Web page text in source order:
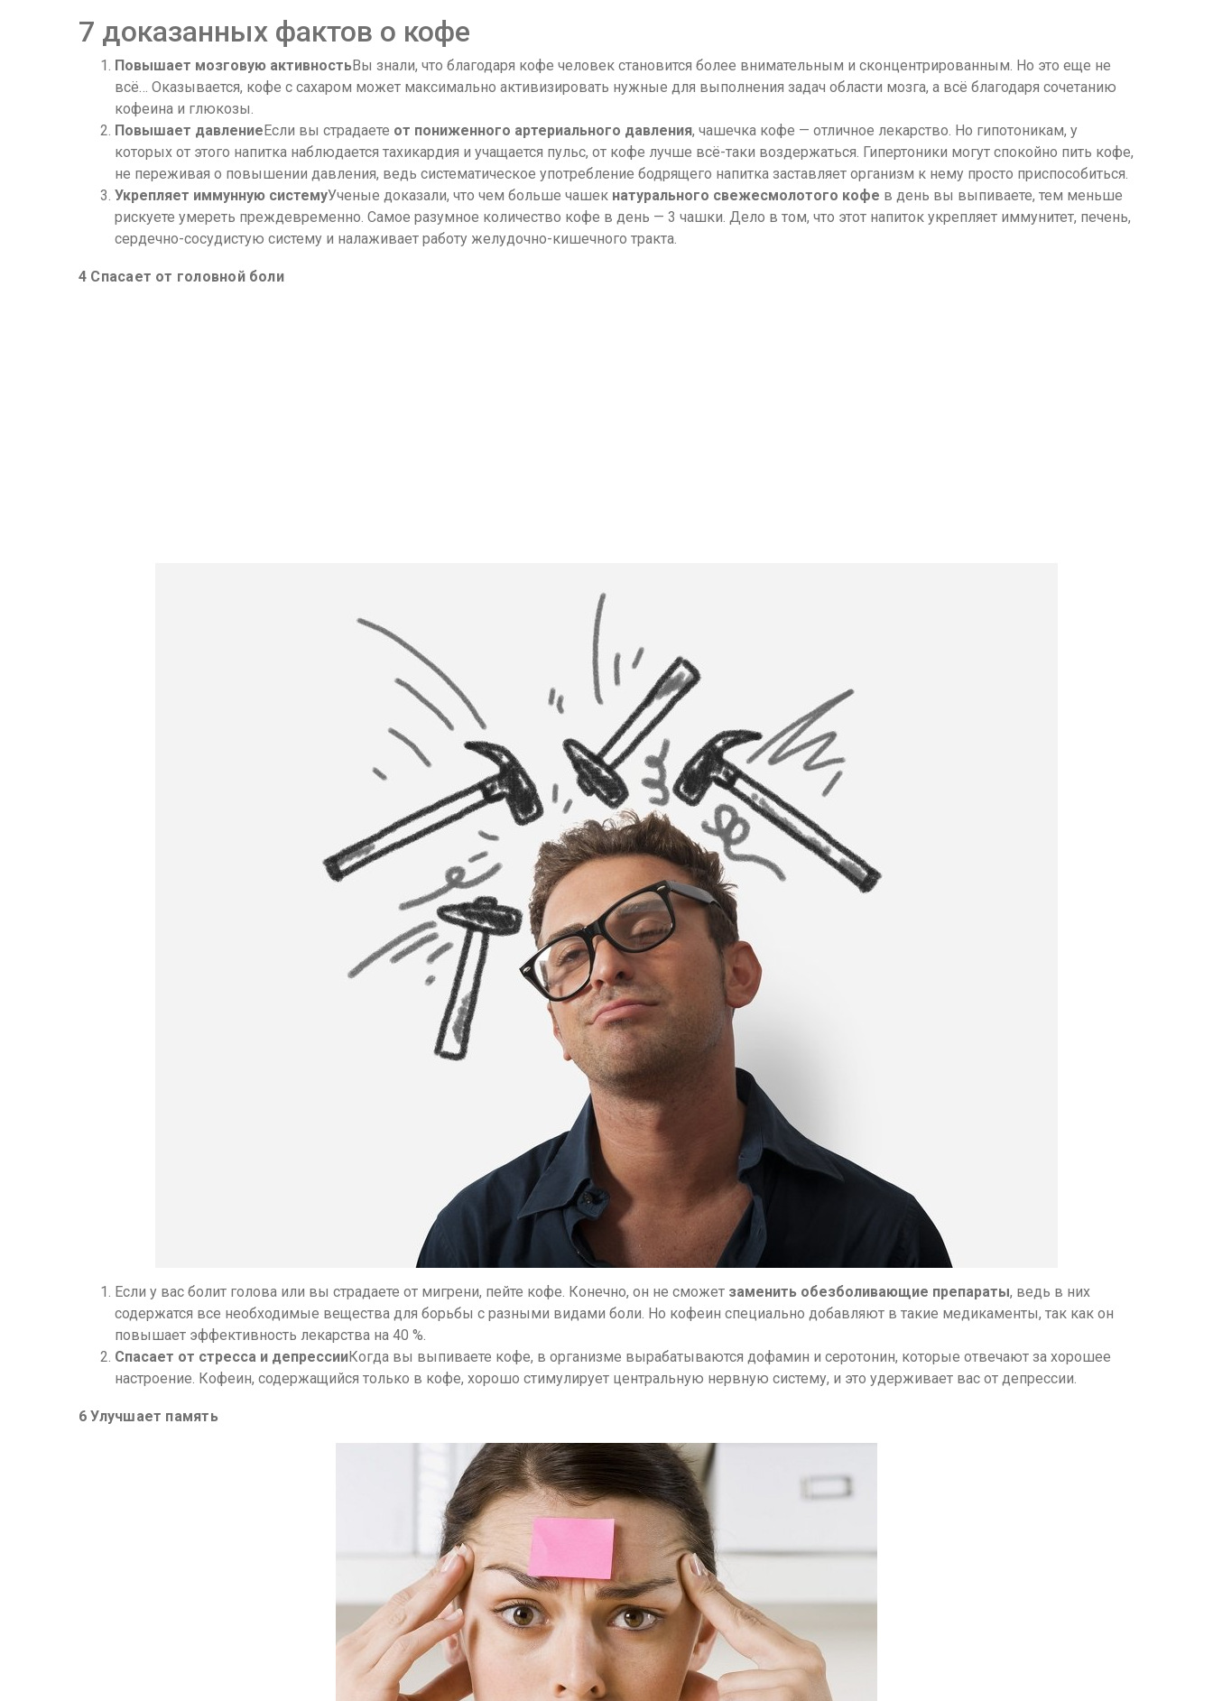
7 доказанных фактов о кофе
Повышает мозговую активностьВы знали, что благодаря кофе человек становится более внимательным и сконцентрированным. Но это еще не
всё… Оказывается, кофе с сахаром может максимально активизировать нужные для выполнения задач области мозга, а всё благодаря сочетанию
кофеина и глюкозы.
Повышает давление Если вы страдаете от пониженного артериального давления, чашечка кофе — отличное лекарство. Но гипотоникам, у
которых от этого напитка наблюдается тахикардия и учащается пульс, от кофе лучше всё-таки воздержаться. Гипертоники могут спокойно пить кофе,
не переживая о повышении давления, ведь систематическое употребление бодрящего напитка заставляет организм к нему просто приспособиться.
Укрепляет иммунную системуУченые доказали, что чем больше чашек натурального свежесмолотого кофе в день вы выпиваете, тем меньше
рискуете умереть преждевременно. Самое разумное количество кофе в день — 3 чашки. Дело в том, что этот напиток укрепляет иммунитет, печень,
сердечно-сосудистую систему и налаживает работу желудочно-кишечного тракта.
4 Спасает от головной боли
Если у вас болит голова или вы страдаете от мигрени, пейте кофе. Конечно, он не сможет заменить обезболивающие препараты, ведь в них
содержатся все необходимые вещества для борьбы с разными видами боли. Но кофеин специально добавляют в такие медикаменты, так как он
повышает эффективность лекарства на 40 %.
Спасает от стресса и депрессииКогда вы выпиваете кофе, в организме вырабатываются дофамин и серотонин, которые отвечают за хорошее
настроение. Кофеин, содержащийся только в кофе, хорошо стимулирует центральную нервную систему, и это удерживает вас от депрессии.
6 Улучшает память